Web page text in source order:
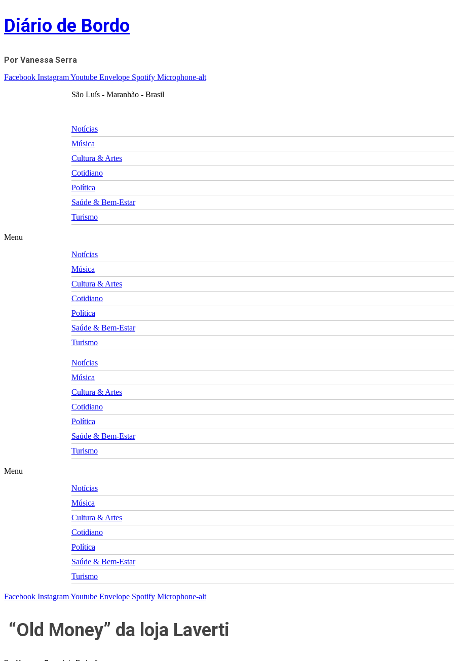
Skip
to
content
Diário de Bordo
Por Vanessa Serra
Facebook InstagramYoutube Envelope Spotify Microphone-alt
São Luís - Maranhão - Brasil
Notícias
Música
Cultura & Artes
Cotidiano
Política
Saúde & Bem-Estar
Turismo
Menu
Notícias
Música
Cultura & Artes
Cotidiano
Política
Saúde & Bem-Estar
Turismo
Notícias
Música
Cultura & Artes
Cotidiano
Política
Saúde & Bem-Estar
Turismo
Menu
Notícias
Música
Cultura & Artes
Cotidiano
Política
Saúde & Bem-Estar
Turismo
Facebook InstagramYoutube Envelope Spotify Microphone-alt
“Old Money” da loja Laverti